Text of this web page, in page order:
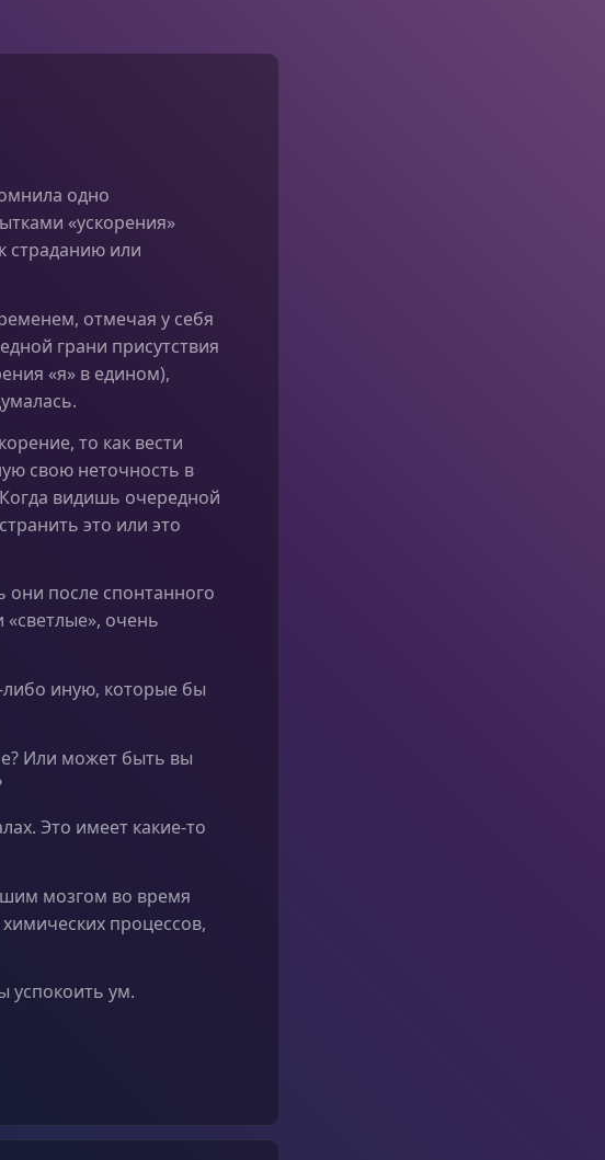
одно
«ускорения»
страданию или
отмечая у себя
грани присутствия
«я» в едином),
то как вести
свою неточность в
видишь очередной
это или это
после спонтанного
очень
либо иную, которые бы
Или может быть вы
Это имеет какие-то
мозгом во время
процессов,
успокоить ум.